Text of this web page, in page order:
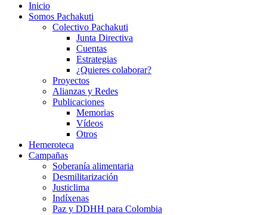
Inicio
Somos Pachakuti
Colectivo Pachakuti
Junta Directiva
Cuentas
Estrategias
¿Quieres colaborar?
Proyectos
Alianzas y Redes
Publicaciones
Memorias
Vídeos
Otros
Hemeroteca
Campañas
Soberanía alimentaria
Desmilitarización
Justiclima
Indíxenas
Paz y DDHH para Colombia